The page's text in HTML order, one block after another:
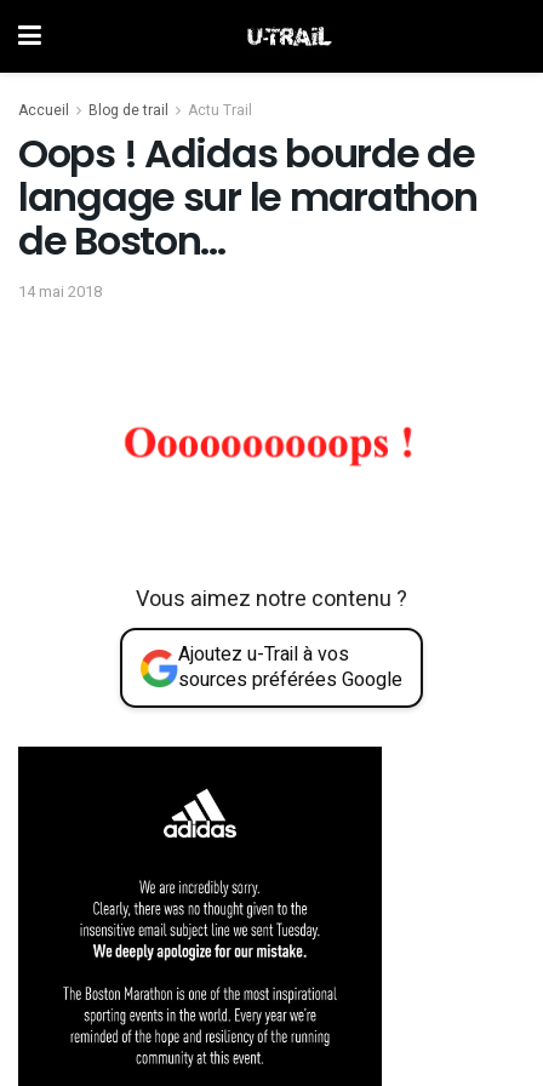
Accueil Blog de trail Actu Trail
Oops ! Adidas bourde de
langage sur le marathon
de Boston…
14 mai 2018
Vous aimez notre contenu ?
Ajoutez u-Trail à vos
sources préférées Google